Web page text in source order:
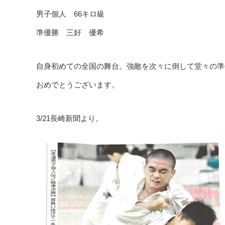
男子個人 66キロ級
準優勝 三好 優希
自身初めての全国の舞台。強敵を次々に倒して堂々の
おめでとうございます。
3/21長崎新聞より。